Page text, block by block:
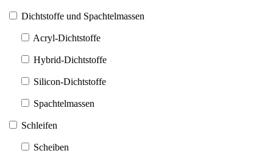
Dichtstoffe und Spachtelmassen
Acryl-Dichtstoffe
Hybrid-Dichtstoffe
Silicon-Dichtstoffe
Spachtelmassen
Schleifen
Scheiben